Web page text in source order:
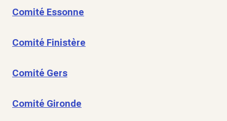
Comité Essonne
Comité Finistère
Comité Gers
Comité Gironde